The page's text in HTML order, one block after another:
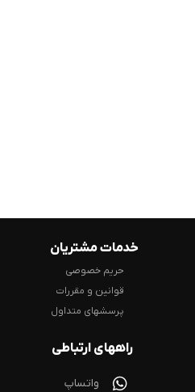
خدمات مشتریان
حریم خصوصی
قوانین و مقررات
پرسشهای متداول
راههای ارتباطی
واتساپ